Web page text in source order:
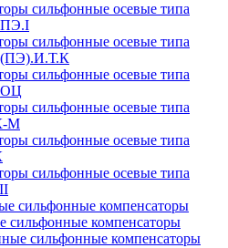
сильфонные осевые типа
сильфонные осевые типа
сильфонные осевые типа
сильфонные осевые типа
М
сильфонные осевые типа
сильфонные осевые типа
сильфонные компенсаторы
сильфонные компенсаторы
сильфонные компенсаторы